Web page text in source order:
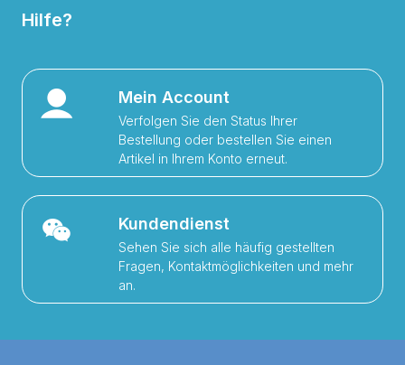
Hilfe?
Mein Account
Verfolgen Sie den Status Ihrer
Bestellung oder bestellen Sie einen
Artikel in Ihrem Konto erneut.
Kundendienst
Sehen Sie sich alle häufig gestellten
Fragen, Kontaktmöglichkeiten und mehr
an.